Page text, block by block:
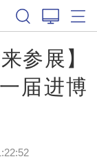
参展】
届进博